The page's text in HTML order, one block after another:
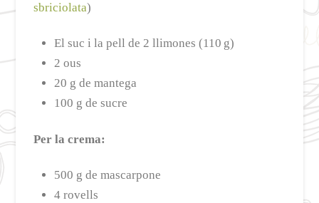
sbriciolata)
El suc i la pell de 2 llimones (110 g)
2 ous
20 g de mantega
100 g de sucre
Per la crema:
500 g de mascarpone
4 rovells